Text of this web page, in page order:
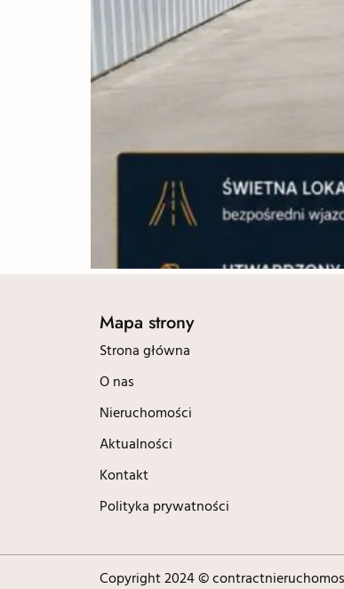
Mapa strony
Strona główna
O nas
Nieruchomości
Aktualności
Kontakt
Polityka prywatności
Copyright 2024 ©